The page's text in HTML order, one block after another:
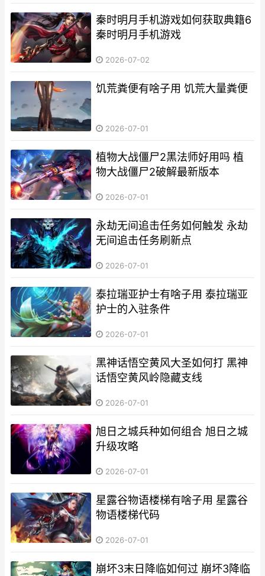
秦时明月手机游戏如何获取典籍6
秦时明月手机游戏
2026-07-02
饥荒粪便有啥子用 饥荒大量粪便
2026-07-01
植物大战僵尸2黑法师好用吗 植
物大战僵尸2破解最新版本
2026-07-01
永劫无间追击任务如何触发 永劫
无间追击任务刷新点
2026-07-01
泰拉瑞亚护士有啥子用 泰拉瑞亚
护士的入驻条件
2026-07-01
黑神话悟空黄风大圣如何打 黑神
话悟空黄风岭隐藏支线
2026-07-01
旭日之城兵种如何组合 旭日之城
升级攻略
2026-07-01
星露谷物语楼梯有啥子用 星露谷
物语楼梯代码
2026-07-01
崩坏3末日降临如何过 崩坏3降临